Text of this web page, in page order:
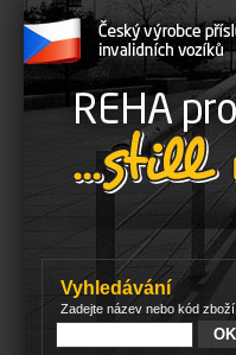
Vyhledávání
Zadejte název nebo kód zboží